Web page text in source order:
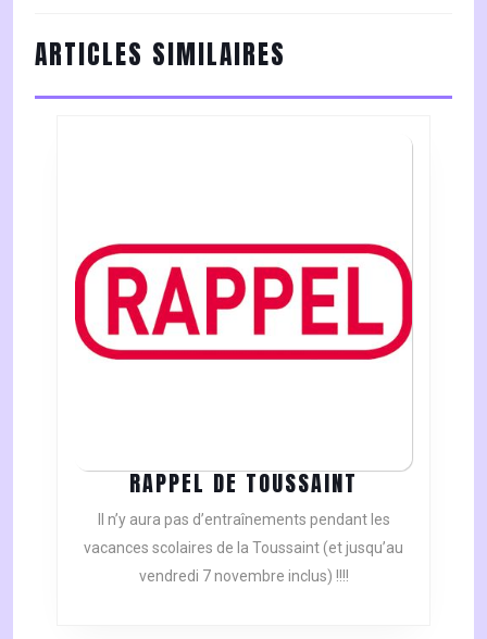
post:
post:
ARTICLES SIMILAIRES
RAPPEL DE TOUSSAINTRAPPEL
DE
TOUSSAINT
Il n’y aura pas d’entraînements pendant les
vacances scolaires de la Toussaint (et jusqu’au
vendredi 7 novembre inclus) !!!!